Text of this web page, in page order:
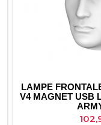
LAMPE
V4 MAGNET USB
Prix